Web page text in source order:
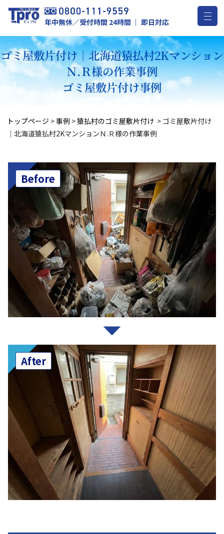
年中無休／受付時間 24時間 ｜ 即日対応
ゴミ屋敷片付け｜北海道猿払村2Kマンション
Ｎ.Ｒ様の作業事例
ゴミ屋敷片付け事例
トップページ >事例 >猿払村のゴミ屋敷片付け > ゴミ屋敷片付け
｜北海道猿払村2KマンションＮ.Ｒ様の作業事例
Before
After